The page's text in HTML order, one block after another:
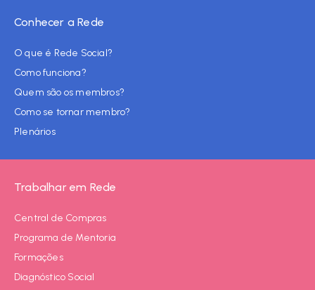
Conhecer a Rede
O que é Rede Social?
Como funciona?
Quem são os membros?
Como se tornar membro?
Plenários
Trabalhar em Rede
Central de Compras
Programa de Mentoria
Formações
Diagnóstico Social